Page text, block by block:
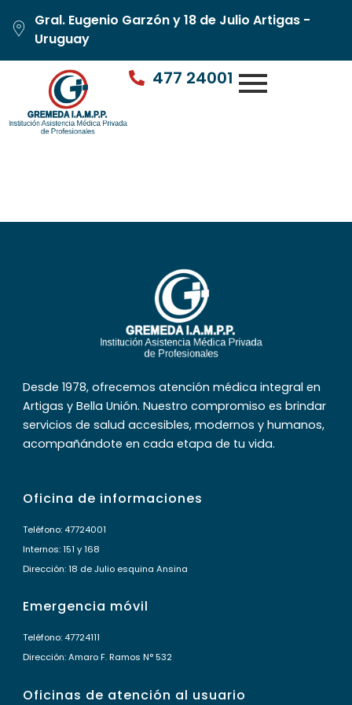
Gral. Eugenio Garzón y 18 de Julio Artigas -
Uruguay
477 24001
Desde 1978, ofrecemos atención médica integral en
Artigas y Bella Unión. Nuestro compromiso es brindar
servicios de salud accesibles, modernos y humanos,
acompañándote en cada etapa de tu vida.
Oficina de informaciones
Teléfono: 47724001
Internos: 151 y 168
Dirección: 18 de Julio esquina Ansina
Emergencia móvil
Teléfono: 47724111
Dirección: Amaro F. Ramos N° 532
Oficinas de atención al usuario